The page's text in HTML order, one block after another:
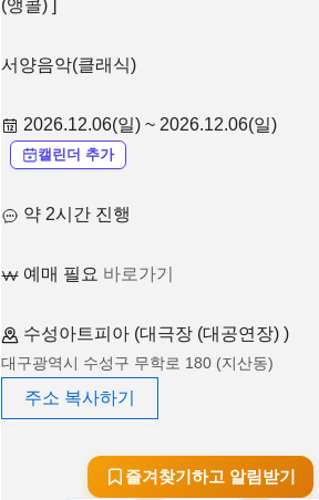
(앵콜) ]
서양음악(클래식)
2026.12.06(일) ~ 2026.12.06(일)
캘린더 추가
약 2시간 진행
예매 필요 바로가기
수성아트피아 (대극장 (대공연장) )
대구광역시 수성구 무학로 180 (지산동)
주소 복사하기
즐겨찾기하고 알림받기